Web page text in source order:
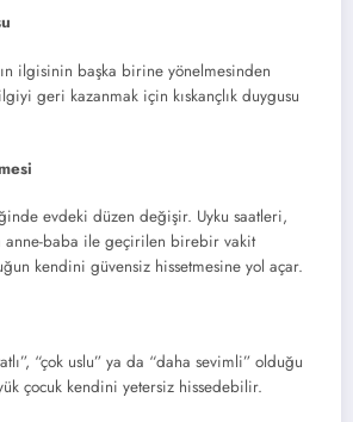
ilgisinin başka birine yönelmesinden
geri kazanmak için kıskançlık duygusu
evdeki düzen değişir. Uyku saatleri,
anne-baba ile geçirilen birebir vakit
kendini güvensiz hissetmesine yol açar.
“çok uslu” ya da “daha sevimli” olduğu
çocuk kendini yetersiz hissedebilir.